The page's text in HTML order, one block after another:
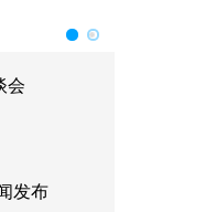
会
发布